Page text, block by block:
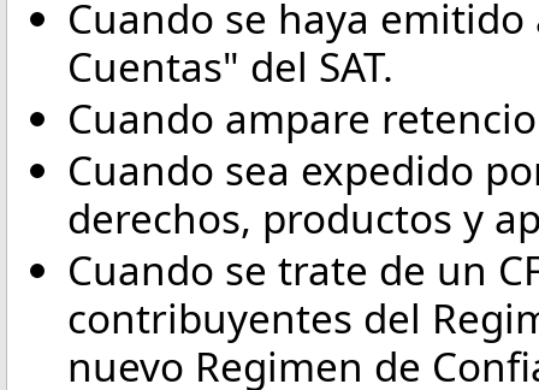
Cuando se haya
Cuentas" del SAT.
Cuando ampare
Cuando sea expedido
derechos, productos y
Cuando se trate de un
contribuyentes del
nuevo Regimen de